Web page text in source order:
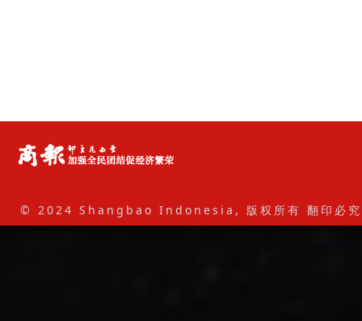
© 2024 Shangbao Indonesia, 版权所有 翻印必